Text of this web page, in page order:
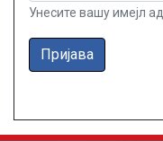
Унесите вашу имејл
Пријава